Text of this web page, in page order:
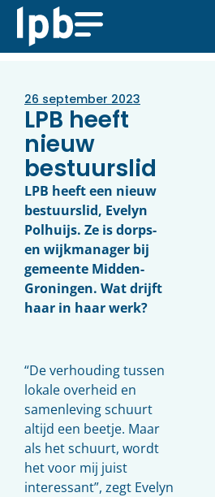
26 september 2023
LPB heeft
nieuw
bestuurslid
LPB heeft een nieuw
bestuurslid, Evelyn
Polhuijs. Ze is dorps-
en wijkmanager bij
gemeente Midden-
Groningen. Wat drijft
haar in haar werk?
“De verhouding tussen
lokale overheid en
samenleving schuurt
altijd een beetje. Maar
als het schuurt, wordt
het voor mij juist
interessant”, zegt Evelyn